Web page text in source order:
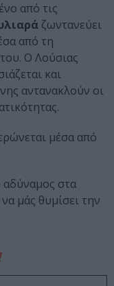
από τις
ζωντανεύει
από τη
Ο Λούσιας
και
αντανακλούν οι
μέσα από
στα
μάς θυμίσει την